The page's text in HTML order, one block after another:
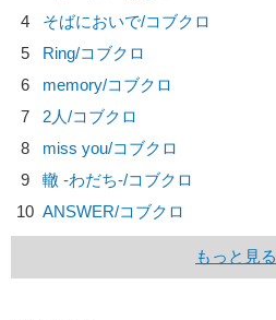
4
そばにおいで/コブクロ
5
Ring/コブクロ
6
memory/コブクロ
7
2人/コブクロ
8
miss you/コブクロ
9
轍 ‐わだち‐/コブクロ
10 ANSWER/コブクロ
もっと見る